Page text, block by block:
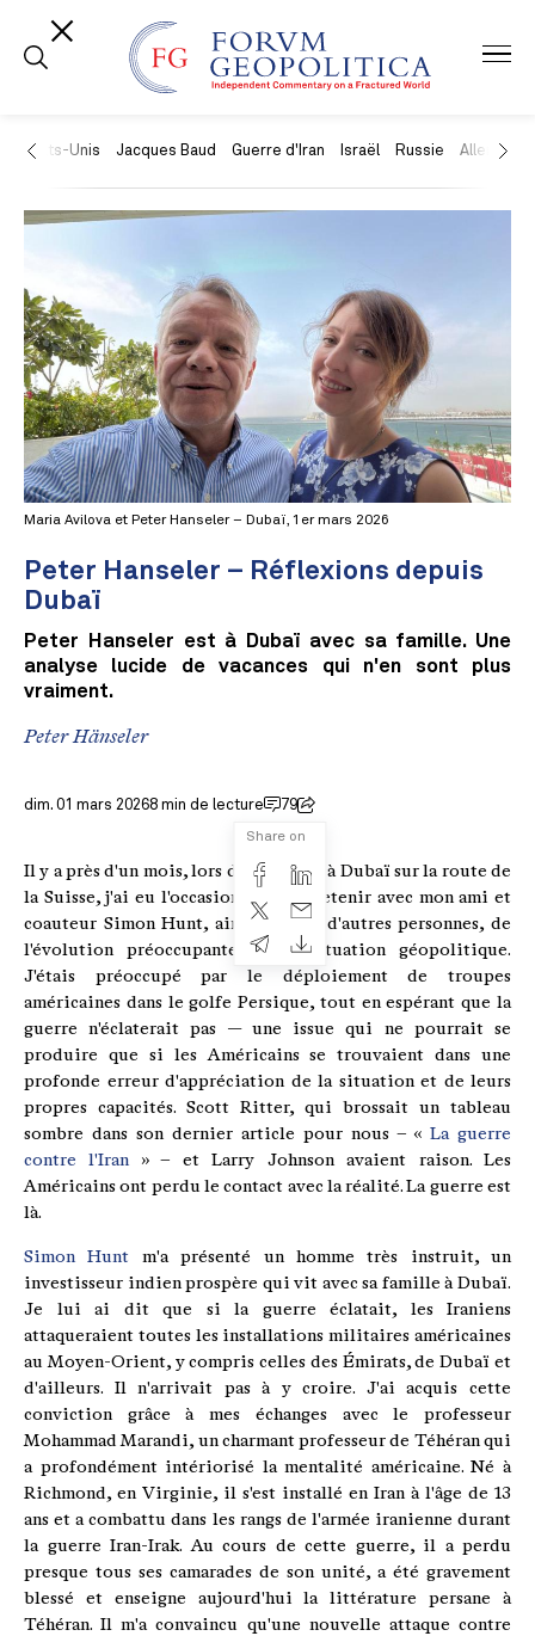
États-Unis Jacques Baud Guerre d'Iran Israël Russie Allemagne
Maria Avilova et Peter Hanseler – Dubaï, 1er mars 2026
Peter Hanseler – Réflexions depuis
Dubaï
Peter Hanseler est à Dubaï avec sa famille. Une
analyse lucide de vacances qui n'en sont plus
vraiment.
Peter Hänseler
dim. 01 mars 20268 min de lecture 79
Share on
Il y a près d'un mois, lors d'une escale à Dubaï sur la route de
la Suisse, j'ai eu l'occasion de m'entretenir avec mon ami et
coauteur Simon Hunt, ainsi qu'avec d'autres personnes, de
l'évolution préoccupante de la situation géopolitique.
J'étais préoccupé par le déploiement de troupes
américaines dans le golfe Persique, tout en espérant que la
guerre n'éclaterait pas — une issue qui ne pourrait se
produire que si les Américains se trouvaient dans une
profonde erreur d'appréciation de la situation et de leurs
propres capacités. Scott Ritter, qui brossait un tableau
sombre dans son dernier article pour nous – « La guerre
contre l'Iran » – et Larry Johnson avaient raison. Les
Américains ont perdu le contact avec la réalité. La guerre est
là.
Simon Hunt m'a présenté un homme très instruit, un
investisseur indien prospère qui vit avec sa famille à Dubaï.
Je lui ai dit que si la guerre éclatait, les Iraniens
attaqueraient toutes les installations militaires américaines
au Moyen-Orient, y compris celles des Émirats, de Dubaï et
d'ailleurs. Il n'arrivait pas à y croire. J'ai acquis cette
conviction grâce à mes échanges avec le professeur
Mohammad Marandi, un charmant professeur de Téhéran qui
a profondément intériorisé la mentalité américaine. Né à
Richmond, en Virginie, il s'est installé en Iran à l'âge de 13
ans et a combattu dans les rangs de l'armée iranienne durant
la guerre Iran-Irak. Au cours de cette guerre, il a perdu
presque tous ses camarades de son unité, a été gravement
blessé et enseigne aujourd'hui la littérature persane à
Téhéran. Il m'a convaincu qu'une nouvelle attaque contre